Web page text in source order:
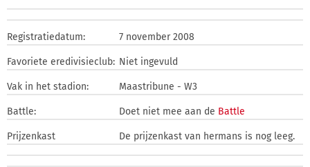
Registratiedatum: 7 november 2008
Favoriete eredivisieclub: Niet ingevuld
Vak in het stadion: Maastribune - W3
Battle: Doet niet mee aan de Battle
Prijzenkast De prijzenkast van hermans is nog leeg.